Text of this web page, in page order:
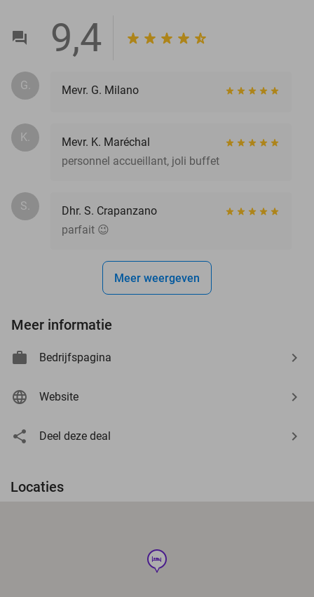
9,4
G. Mevr. G. Milano
K.
Mevr. K. Maréchal
personnel accueillant, joli buffet
S.
Dhr. S. Crapanzano
parfait 😉
Meer weergeven
Meer informatie
Bedrijfspagina
Website
Deel deze deal
Locaties
hotel